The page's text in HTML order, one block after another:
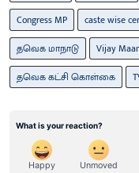
Congress MP
caste wise
தவெக மாநாடு
Vijay
தவெக கட்சி கொள்கை